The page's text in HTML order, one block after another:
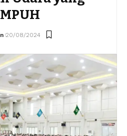
20/08/2024